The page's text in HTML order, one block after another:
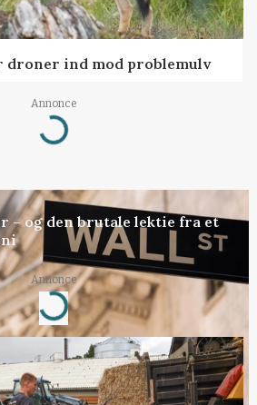
ind mod problemulv
Annonce
Loading...
– og den brutale lektie fra et
Annonce
Loading...